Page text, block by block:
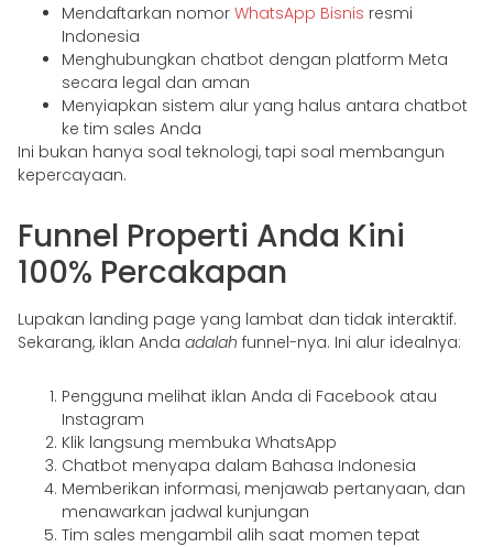
Mendaftarkan nomor WhatsApp Bisnis resmi
Indonesia
Menghubungkan chatbot dengan platform Meta
secara legal dan aman
Menyiapkan sistem alur yang halus antara chatbot
ke tim sales Anda
Ini bukan hanya soal teknologi, tapi soal membangun
kepercayaan.
Funnel Properti Anda Kini
100% Percakapan
Lupakan landing page yang lambat dan tidak interaktif.
Sekarang, iklan Anda adalah funnel-nya. Ini alur idealnya:
Pengguna melihat iklan Anda di Facebook atau
Instagram
Klik langsung membuka WhatsApp
Chatbot menyapa dalam Bahasa Indonesia
Memberikan informasi, menjawab pertanyaan, dan
menawarkan jadwal kunjungan
Tim sales mengambil alih saat momen tepat